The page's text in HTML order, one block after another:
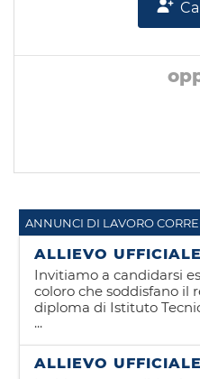
ANNUNCI DI LAVORO
ALLIEVO
Invitiamo a candidarsi
coloro che soddisfano il
diploma di Istituto
indirizzo Coperta.
navigazione passeggeri
ricerca di candidati per
...